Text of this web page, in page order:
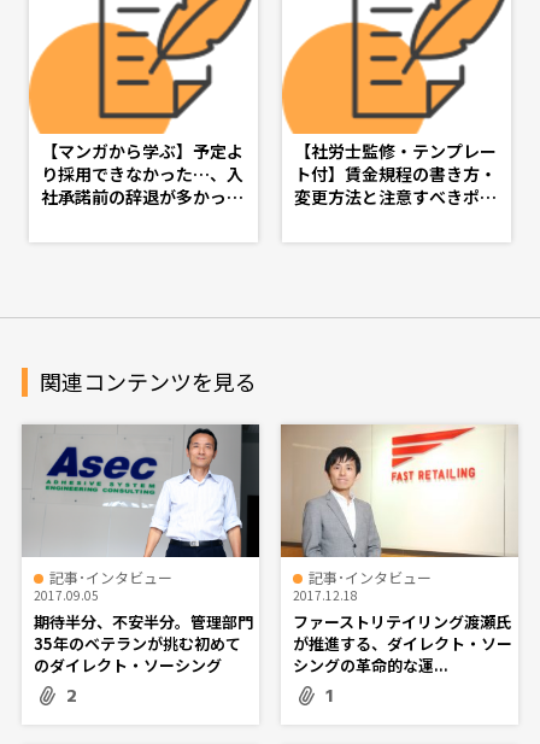
【マンガから学ぶ】予定よ
り採用できなかった…、入
社承諾前の辞退が多かっ
見直し・入社承諾フォロー
【社労士監修・テンプレー
ト付】賃金規程の書き方・
変更方法と注意すべきポイ
j）- 理想の人事へ、ショー
関連コンテンツを見る
記事･インタビュー
2017.09.05
期待半分、不安半分。管理部門
35年のベテランが挑む初めて
のダイレクト・ソーシング
2
記事･インタビュー
2017.12.18
ファーストリテイリング渡瀬氏
が推進する、ダイレクト・ソー
シングの革命的な運...
1